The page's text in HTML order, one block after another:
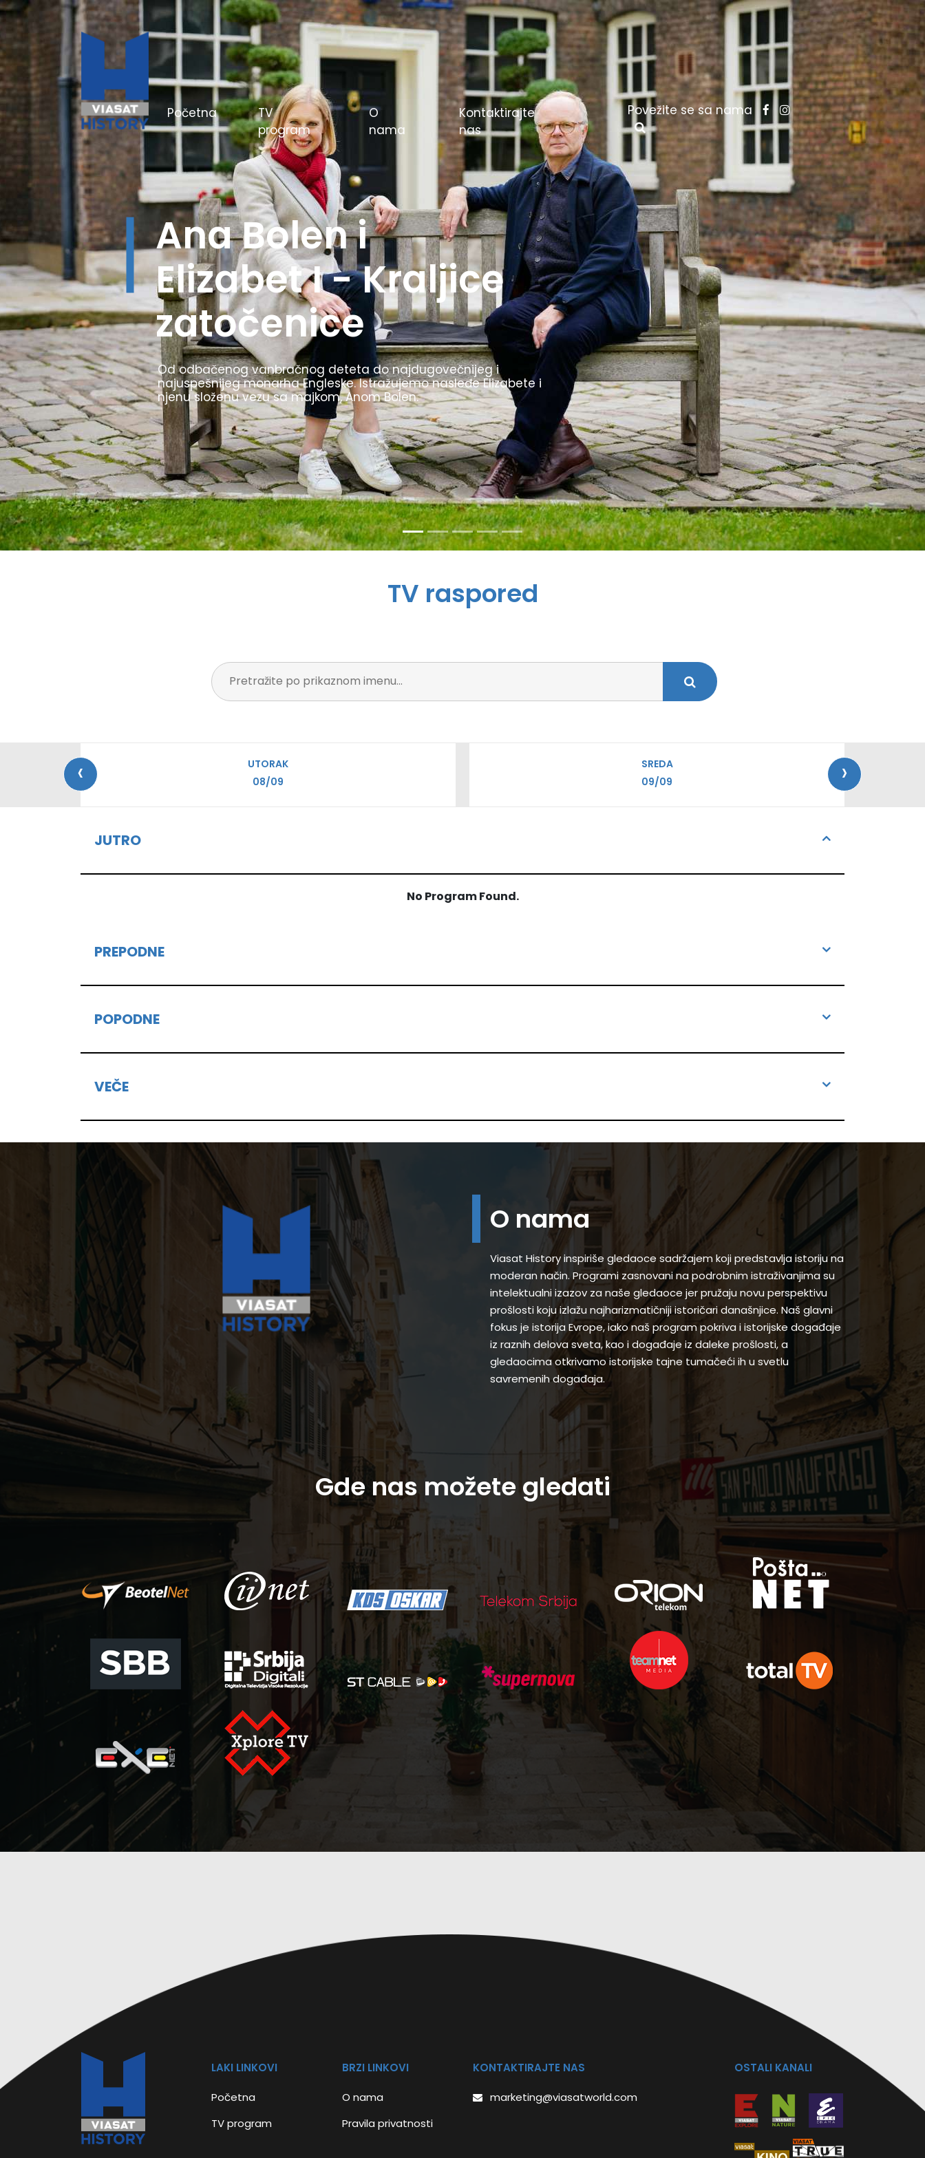
Početna(current)
TV
program
O
nama
Kontaktirajte
nas
Povežite se sa nama
Hitlerove igre u
boji - Berlin 1936.
Olimpijske igre u Berlinu 1936. godine bile su inovativne, uvele su
TV prenos i štafetu sa bakljom. Prikazujemo najzanimljivije trenutke
i to kako ih je Hitler koristio kao propagandu za svoj režim.
TV raspored
UTORAK
08/09
SREDA
09/09
‹ ›
JUTRO
No Program Found.
PREPODNE
POPODNE
VEČE
O nama
Viasat History inspiriše gledaoce sadržajem koji predstavlja istoriju na
moderan način. Programi zasnovani na podrobnim istraživanjima su
intelektualni izazov za naše gledaoce jer pružaju novu perspektivu
prošlosti koju izlažu najharizmatičniji istoričari današnjice. Naš glavni
fokus je istorija Evrope, iako naš program pokriva i istorijske događaje
iz raznih delova sveta, kao i događaje iz daleke prošlosti, a
gledaocima otkrivamo istorijske tajne tumačeći ih u svetlu
savremenih događaja.
Gde nas možete gledati
LAKI LINKOVI
Početna
TV program
BRZI LINKOVI
O nama
Pravila privatnosti
KONTAKTIRAJTE NAS
marketing@viasatworld.com
OSTALI KANALI